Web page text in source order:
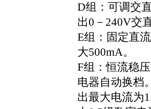
D组：可调交
出0－240V交
E组：固定直
大500mA。
F组：恒流稳
电器自动换档
出最大电流为